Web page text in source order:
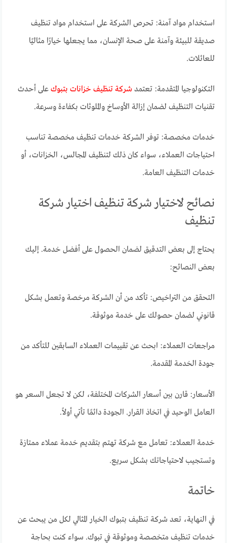
استخدام مواد آمنة: تحرص الشركة على استخدام مواد تنظيف
صديقة للبيئة وآمنة على صحة الإنسان، مما يجعلها خيارًا مثاليًا
للعائلات.
التكنولوجيا المتقدمة: تعتمد شركة تنظيف خزانات بتبوك على أحدث
تقنيات التنظيف لضمان إزالة الأوساخ والملوثات بكفاءة وسرعة.
خدمات مخصصة: توفر الشركة خدمات تنظيف مخصصة تناسب
احتياجات العملاء، سواء كان ذلك لتنظيف المجالس، الخزانات، أو
خدمات التنظيف العامة.
نصائح لاختيار شركة تنظيف اختيار شركة
تنظيف
يحتاج إلى بعض التدقيق لضمان الحصول على أفضل خدمة. إليك
بعض النصائح:
التحقق من التراخيص: تأكد من أن الشركة مرخصة وتعمل بشكل
قانوني لضمان حصولك على خدمة موثوقة.
مراجعات العملاء: ابحث عن تقييمات العملاء السابقين للتأكد من
جودة الخدمة المقدمة.
الأسعار: قارن بين أسعار الشركات المختلفة، لكن لا تجعل السعر هو
العامل الوحيد في اتخاذ القرار. الجودة دائمًا تأتي أولاً.
خدمة العملاء: تعامل مع شركة تهتم بتقديم خدمة عملاء ممتازة
وتستجيب لاحتياجاتك بشكل سريع.
خاتمة
في النهاية، تعد شركة تنظيف بتبوك الخيار المثالي لكل من يبحث عن
خدمات تنظيف متخصصة وموثوقة في تبوك. سواء كنت بحاجة